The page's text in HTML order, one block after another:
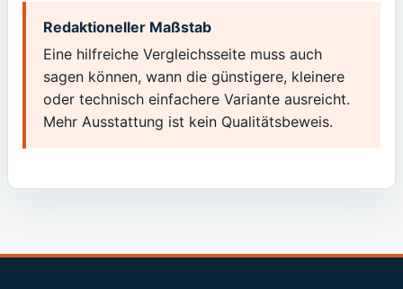
Redaktioneller Maßstab
Eine hilfreiche Vergleichsseite muss auch
sagen können, wann die günstigere, kleinere
oder technisch einfachere Variante ausreicht.
Mehr Ausstattung ist kein Qualitätsbeweis.